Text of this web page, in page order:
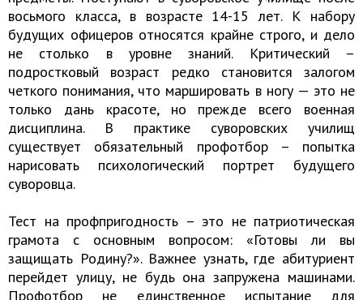
восьмого класса, в возрасте 14-15 лет. К набору
будущих офицеров относятся крайне строго, и дело
не столько в уровне знаний. Критический –
подростковый возраст редко становится залогом
четкого понимания, что маршировать в ногу — это не
только дань красоте, но прежде всего военная
дисциплина. В практике суворовских училищ
существует обязательный профотбор – попытка
нарисовать психологический портрет будущего
суворовца.
Тест на профпригодность – это не патриотическая
грамота с основным вопросом: «Готовы ли вы
защищать Родину?». Важнее узнать, где абитуриент
перейдет улицу, не будь она запружена машинами.
Профотбор не единственное испытание для